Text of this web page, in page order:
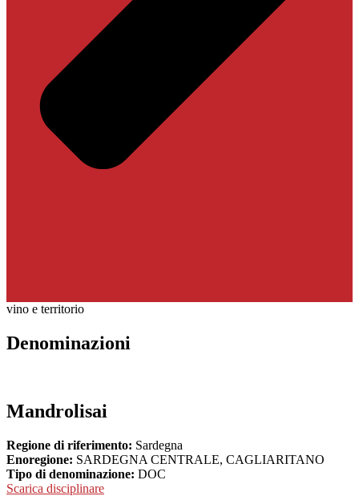
vino e territorio
Denominazioni
Mandrolisai
Regione di riferimento: Sardegna
Enoregione: SARDEGNA CENTRALE, CAGLIARITANO
Tipo di denominazione: DOC
Scarica disciplinare